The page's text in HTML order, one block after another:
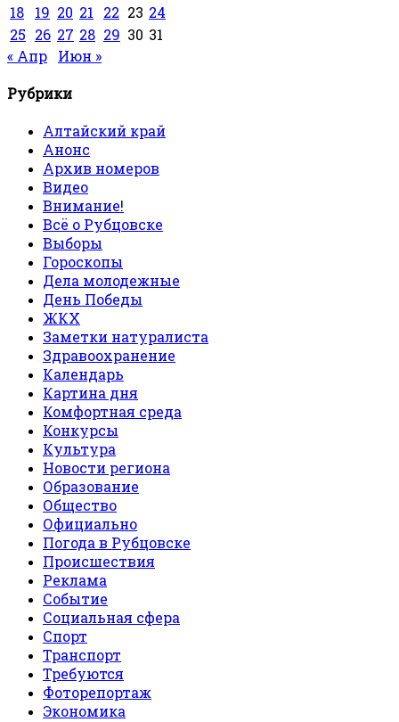
18
19 20 21 22 23 24
25 26 27 28 29 30 31
« Апр
Июн »
Рубрики
Алтайский край
Анонс
Архив номеров
Видео
Внимание!
Всё о Рубцовске
Выборы
Гороскопы
Дела молодежные
День Победы
ЖКХ
Заметки натуралиста
Здравоохранение
Календарь
Картина дня
Комфортная среда
Конкурсы
Культура
Новости региона
Образование
Общество
Официально
Погода в Рубцовске
Происшествия
Реклама
Событие
Социальная сфера
Спорт
Транспорт
Требуются
Фоторепортаж
Экономика